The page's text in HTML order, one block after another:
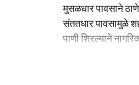
मुसळधार पावसाने
संततधार पावसामुळे
पाणी शिरल्याने